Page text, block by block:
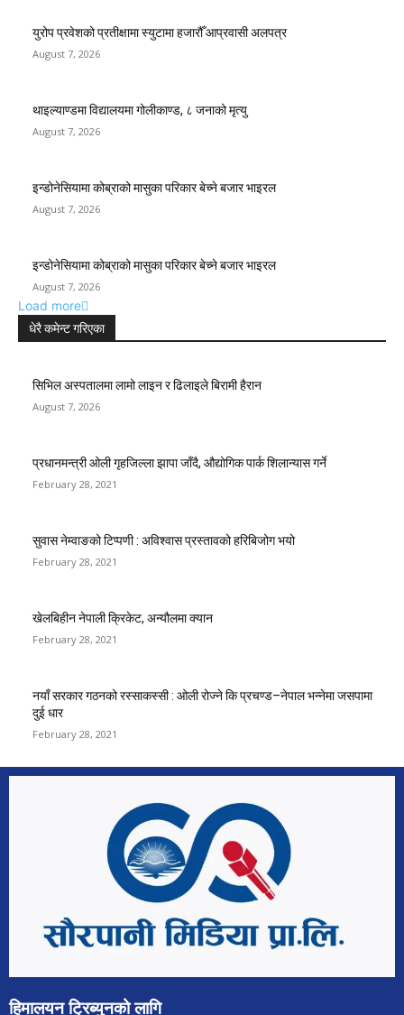
युरोप प्रवेशको प्रतीक्षामा स्युटामा हजारौँ आप्रवासी अलपत्र
August 7, 2026
थाइल्याण्डमा विद्यालयमा गोलीकाण्ड, ८ जनाको मृत्यु
August 7, 2026
इन्डोनेसियामा कोब्राको मासुका परिकार बेच्ने बजार भाइरल
August 7, 2026
इन्डोनेसियामा कोब्राको मासुका परिकार बेच्ने बजार भाइरल
August 7, 2026
Load more
धेरै कमेन्ट गरिएका
सिभिल अस्पतालमा लामो लाइन र ढिलाइले बिरामी हैरान
August 7, 2026
प्रधानमन्त्री ओली गृहजिल्ला झापा जाँदै, औद्योगिक पार्क शिलान्यास गर्ने
February 28, 2021
सुवास नेम्वाङको टिप्पणी : अविश्वास प्रस्तावको हरिबिजोग भयो
February 28, 2021
खेलबिहीन नेपाली क्रिकेट, अन्यौलमा क्यान
February 28, 2021
नयाँ सरकार गठनको रस्साकस्सी : ओली रोज्ने कि प्रचण्ड–नेपाल भन्नेमा जसपामा
दुई धार
February 28, 2021
हिमालयन ट्रिब्युनको लागि